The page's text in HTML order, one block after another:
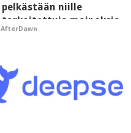
pelkästään niille
tarkoitettuja mainoksia
- vaikuttaa tekoälyn
AfterDawn